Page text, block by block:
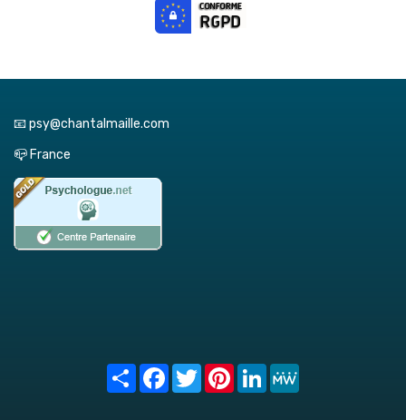
📧 psy@chantalmaille.com
📪 France
Share FacebookTwitterPinterest
LinkedIn